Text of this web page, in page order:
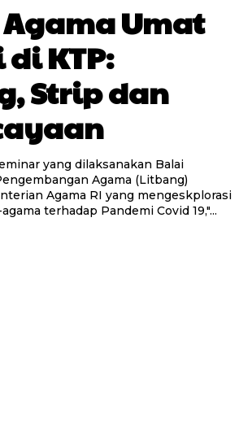
Umat
di KTP:
Strip dan
yang dilaksanakan Balai
Agama (Litbang)
Agama RI yang mengeskplorasi
terhadap Pandemi Covid 19,"...